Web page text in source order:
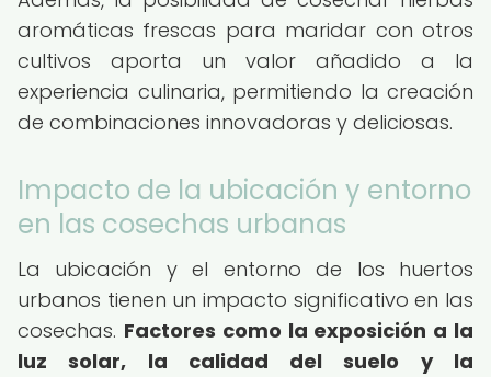
aromáticas frescas para maridar con otros
cultivos aporta un valor añadido a la
experiencia culinaria, permitiendo la creación
de combinaciones innovadoras y deliciosas.
Impacto de la ubicación y entorno
en las cosechas urbanas
La ubicación y el entorno de los huertos
urbanos tienen un impacto significativo en las
cosechas. Factores como la exposición a la
luz solar, la calidad del suelo y la